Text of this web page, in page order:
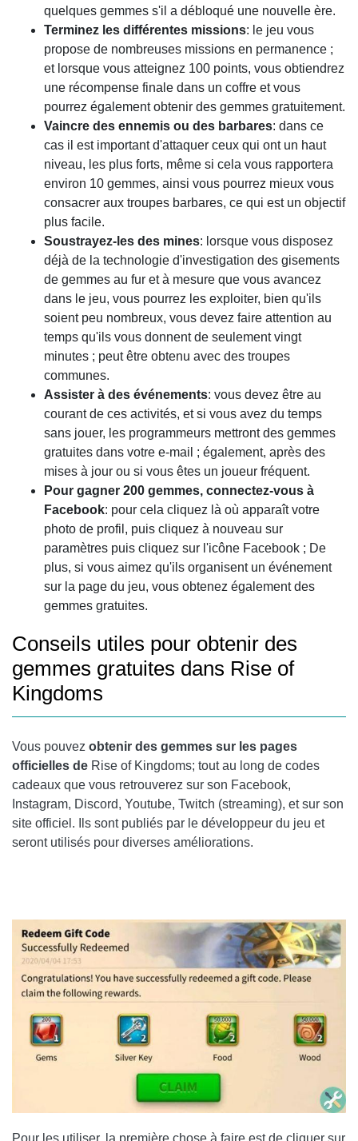
quelques gemmes s'il a débloqué une nouvelle ère.
Terminez les différentes missions: le jeu vous
propose de nombreuses missions en permanence ;
et lorsque vous atteignez 100 points, vous obtiendrez
une récompense finale dans un coffre et vous
pourrez également obtenir des gemmes gratuitement.
Vaincre des ennemis ou des barbares: dans ce
cas il est important d'attaquer ceux qui ont un haut
niveau, les plus forts, même si cela vous rapportera
environ 10 gemmes, ainsi vous pourrez mieux vous
consacrer aux troupes barbares, ce qui est un objectif
plus facile.
Soustrayez-les des mines: lorsque vous disposez
déjà de la technologie d'investigation des gisements
de gemmes au fur et à mesure que vous avancez
dans le jeu, vous pourrez les exploiter, bien qu'ils
soient peu nombreux, vous devez faire attention au
temps qu'ils vous donnent de seulement vingt
minutes ; peut être obtenu avec des troupes
communes.
Assister à des événements: vous devez être au
courant de ces activités, et si vous avez du temps
sans jouer, les programmeurs mettront des gemmes
gratuites dans votre e-mail ; également, après des
mises à jour ou si vous êtes un joueur fréquent.
Pour gagner 200 gemmes, connectez-vous à
Facebook: pour cela cliquez là où apparaît votre
photo de profil, puis cliquez à nouveau sur
paramètres puis cliquez sur l'icône Facebook ; De
plus, si vous aimez qu'ils organisent un événement
sur la page du jeu, vous obtenez également des
gemmes gratuites.
Conseils utiles pour obtenir des
gemmes gratuites dans Rise of
Kingdoms
Vous pouvez obtenir des gemmes sur les pages
officielles de Rise of Kingdoms; tout au long de codes
cadeaux que vous retrouverez sur son Facebook,
Instagram, Discord, Youtube, Twitch (streaming), et sur son
site officiel. Ils sont publiés par le développeur du jeu et
seront utilisés pour diverses améliorations.